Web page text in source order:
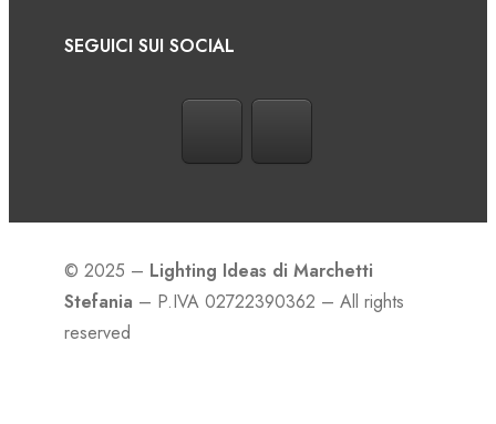
SEGUICI SUI SOCIAL
© 2025 – Lighting Ideas di Marchetti
Stefania – P.IVA 02722390362 – All rights
reserved